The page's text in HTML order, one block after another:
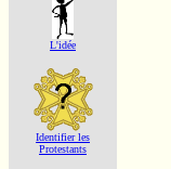
L'idée
Identifier les
Protestants